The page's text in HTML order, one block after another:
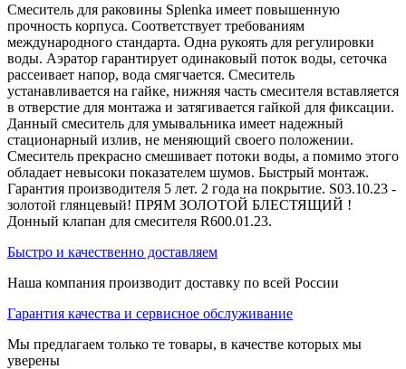
Смеситель для раковины Splenka имеет повышенную
прочность корпуса. Соответствует требованиям
международного стандарта. Одна рукоять для регулировки
воды. Аэратор гарантирует одинаковый поток воды, сеточка
рассеивает напор, вода смягчается. Смеситель
устанавливается на гайке, нижняя часть смесителя вставляется
в отверстие для монтажа и затягивается гайкой для фиксации.
Данный смеситель для умывальника имеет надежный
стационарный излив, не меняющий своего положении.
Смеситель прекрасно смешивает потоки воды, а помимо этого
обладает невысоки показателем шумов. Быстрый монтаж.
Гарантия производителя 5 лет. 2 года на покрытие. S03.10.23 -
золотой глянцевый! ПРЯМ ЗОЛОТОЙ БЛЕСТЯЩИЙ !
Донный клапан для смесителя R600.01.23.
Быстро и качественно доставляем
Наша компания производит доставку по всей России
Гарантия качества и сервисное обслуживание
Мы предлагаем только те товары, в качестве которых мы
уверены